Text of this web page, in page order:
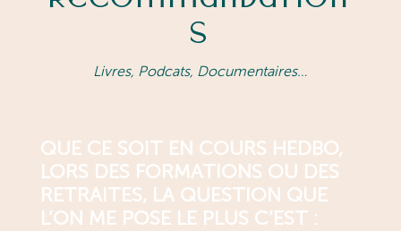
s
Livres, Podcats, Documentaires…
QUE CE SOIT EN COURS HEDBO,
LORS DES FORMATIONS OU DES
RETRAITES, LA QUESTION QUE
L’ON ME POSE LE PLUS C’EST :